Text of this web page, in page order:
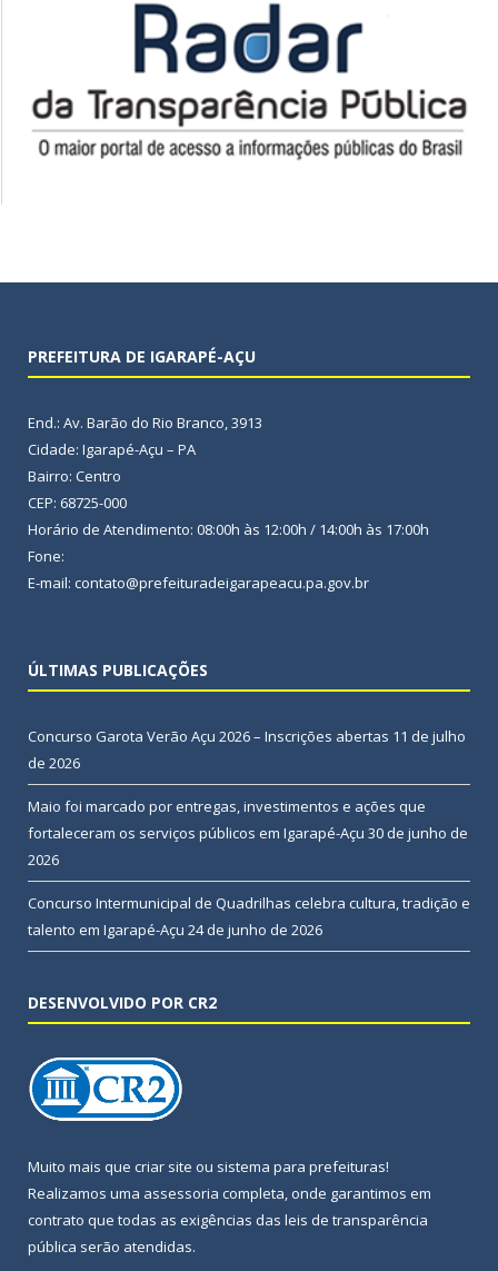
PREFEITURA DE IGARAPÉ-AÇU
End.: Av. Barão do Rio Branco, 3913
Cidade: Igarapé-Açu – PA
Bairro: Centro
CEP: 68725-000
Horário de Atendimento: 08:00h às 12:00h / 14:00h às 17:00h
Fone:
E-mail: contato@prefeituradeigarapeacu.pa.gov.br
ÚLTIMAS PUBLICAÇÕES
Concurso Garota Verão Açu 2026 – Inscrições abertas 11 de julho
de 2026
Maio foi marcado por entregas, investimentos e ações que
fortaleceram os serviços públicos em Igarapé-Açu 30 de junho de
2026
Concurso Intermunicipal de Quadrilhas celebra cultura, tradição e
talento em Igarapé-Açu 24 de junho de 2026
DESENVOLVIDO POR CR2
Muito mais que criar site ou sistema para prefeituras!
Realizamos uma assessoria completa, onde garantimos em
contrato que todas as exigências das leis de transparência
pública serão atendidas.